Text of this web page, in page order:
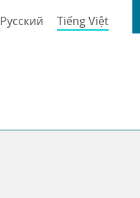
Русский Tiếng Việt